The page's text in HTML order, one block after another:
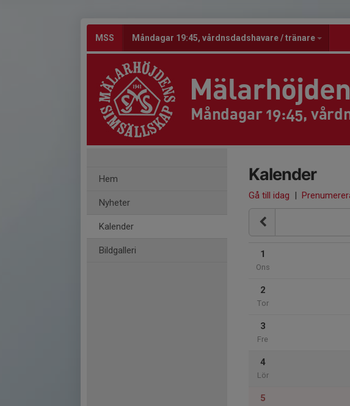
MSS Måndagar 19:45, vårdnsdadshavare / tränare
Måndagar 19:45,
Hem
Nyheter
Kalender
Bildgalleri
Kalender
Gå till idag |
1
Ons
2
Tor
3
Fre
4
Lör
5